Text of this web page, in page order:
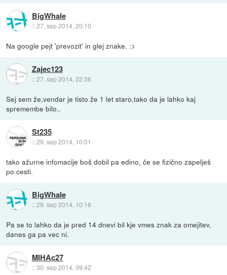
BigWhale
::27. sep 2014, 20:10
Na google pejt 'prevozit' in glej znake. :>
Zajec123
::27. sep 2014, 22:36
Sej sem že,vendar je tisto že 1 let staro,tako da je lahko kaj
spremembe bilo..
St235
::29. sep 2014, 10:01
tako ažurne infomacije boš dobil pa edino, če se fizično zapelješ
po cesti.
BigWhale
::29. sep 2014, 10:16
Pa se to lahko da je pred 14 dnevi bil kje vmes znak za omejitev,
danes ga pa vec ni.
MIHAc27
::30. sep 2014, 09:42